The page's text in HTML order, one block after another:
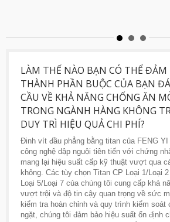
LÀM THẾ NÀO BẠN CÓ THỂ ĐẢM
THÀNH PHẦN BUỘC CỦA BẠN
CẦU VỀ KHẢ NĂNG CHỐNG ĂN
TRONG NGÀNH HÀNG KHÔNG
DUY TRÌ HIỆU QUẢ CHI PHÍ?
Đinh vít đầu phẳng bằng titan của FENG
công nghệ dập nguội tiên tiến với chứng
mang lại hiệu suất cấp kỹ thuật vượt qua
không. Các tùy chọn Titan CP Loại 1/Loại
Loại 5/Loại 7 của chúng tôi cung cấp khả
vượt trội và độ tin cậy quan trọng về sức
kiểm tra hoàn chỉnh và quy trình kiểm soát
ngặt, chúng tôi đảm bảo hiệu suất ổn định